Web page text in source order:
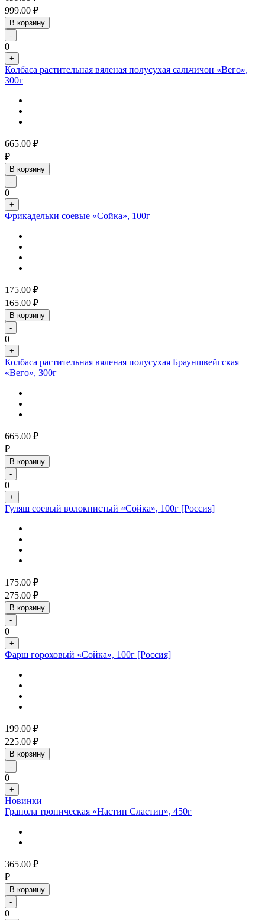
999.00 ₽
В корзину
-
0
+
Колбаса растительная вяленая полусухая сальчичон «Вего»,
300г
665.00 ₽
₽
В корзину
-
0
+
Фрикадельки соевые «Сойка», 100г
175.00 ₽
165.00 ₽
В корзину
-
0
+
Колбаса растительная вяленая полусухая Брауншвейгская
«Вего», 300г
665.00 ₽
₽
В корзину
-
0
+
Гуляш соевый волокнистый «Сойка», 100г [Россия]
175.00 ₽
275.00 ₽
В корзину
-
0
+
Фарш гороховый «Сойка», 100г [Россия]
199.00 ₽
225.00 ₽
В корзину
-
0
+
Новинки
Гранола тропическая «Настин Сластин», 450г
365.00 ₽
₽
В корзину
-
0